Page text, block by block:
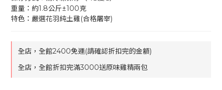
重量：約1.8公斤±100克
特色：嚴選花羽純土雞(合格屠宰)
全店，全館2400免運(請確認折扣完的金額)
全店，全館折扣完滿3000送原味雞精兩包